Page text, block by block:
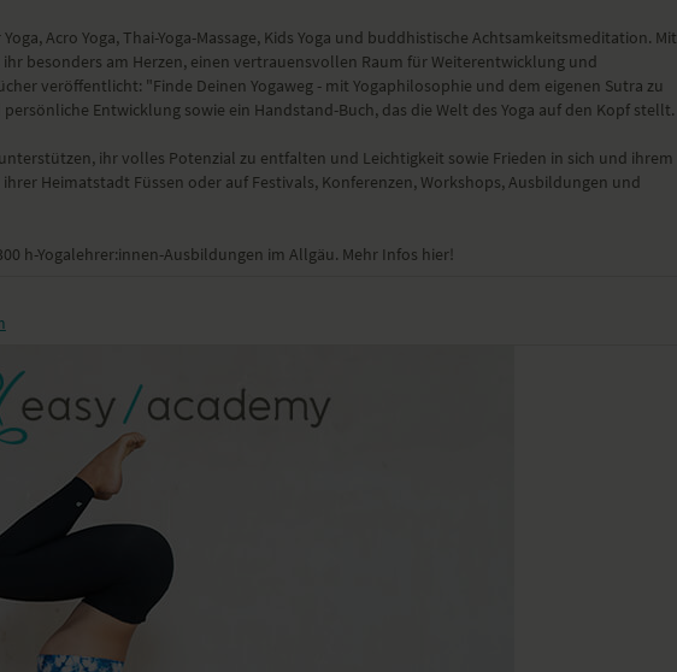
Acro Yoga, Thai-Yoga-Massage, Kids Yoga und buddhistische Achtsamkeitsmeditation. Mit
besonders am Herzen, einen vertrauensvollen Raum für Weiterentwicklung und
veröffentlicht: "Finde Deinen Yogaweg - mit Yogaphilosophie und dem eigenen Sutra zu
Entwicklung sowie ein Handstand-Buch, das die Welt des Yoga auf den Kopf stellt.
ihr volles Potenzial zu entfalten und Leichtigkeit sowie Frieden in sich und ihrem
Heimatstadt Füssen oder auf Festivals, Konferenzen, Workshops, Ausbildungen und
h-Yogalehrer:innen-Ausbildungen im Allgäu. Mehr Infos hier!